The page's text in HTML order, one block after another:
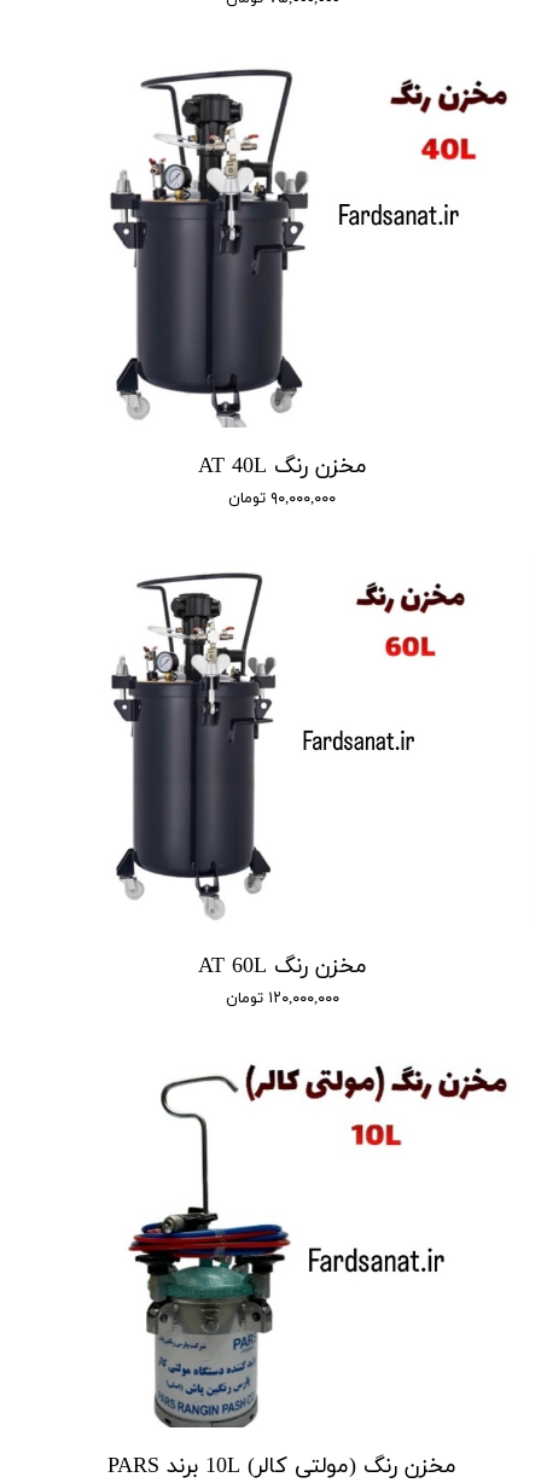
مخزن رنگ AT 40L
۹۰,۰۰۰,۰۰۰ تومان
مخزن رنگ AT 60L
۱۲۰,۰۰۰,۰۰۰ تومان
مخزن رنگ (مولتی کالر) 10L برند PARS